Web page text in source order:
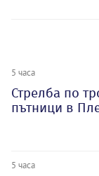
5 часа
Стрелба по
пътници в
5 часа